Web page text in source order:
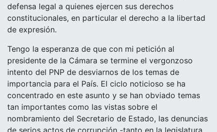
defensa legal a quienes ejercen sus derechos
constitucionales, en particular el derecho a la libertad
de expresión.
Tengo la esperanza de que con mi petición al
presidente de la Cámara se termine el vergonzoso
intento del PNP de desviarnos de los temas de
importancia para el País. El ciclo noticioso se ha
concentrado en este asunto y se han obviado temas
tan importantes como las vistas sobre el
nombramiento del Secretario de Estado, las denuncias
de serios actos de corrupción -tanto en la legislatura